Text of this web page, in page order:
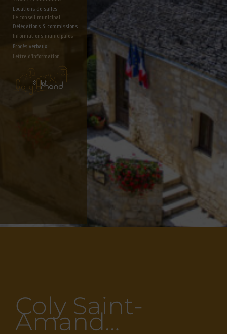
Locations de salles
Le conseil municipal
Délégations & commissions
Informations municipales
Lettre d'information
Procès verbaux
Coly Saint-
Amand…